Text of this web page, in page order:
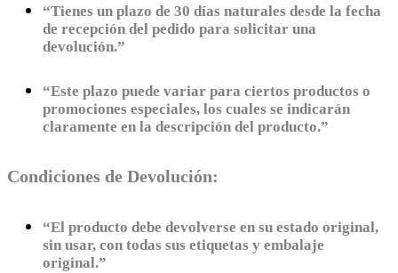
“Tienes un plazo de 30 días naturales desde la fecha
de recepción del pedido para solicitar una
devolución.”
“Este plazo puede variar para ciertos productos o
promociones especiales, los cuales se indicarán
claramente en la descripción del producto.”
Condiciones de Devolución:
“El producto debe devolverse en su estado original,
sin usar, con todas sus etiquetas y embalaje
original.”